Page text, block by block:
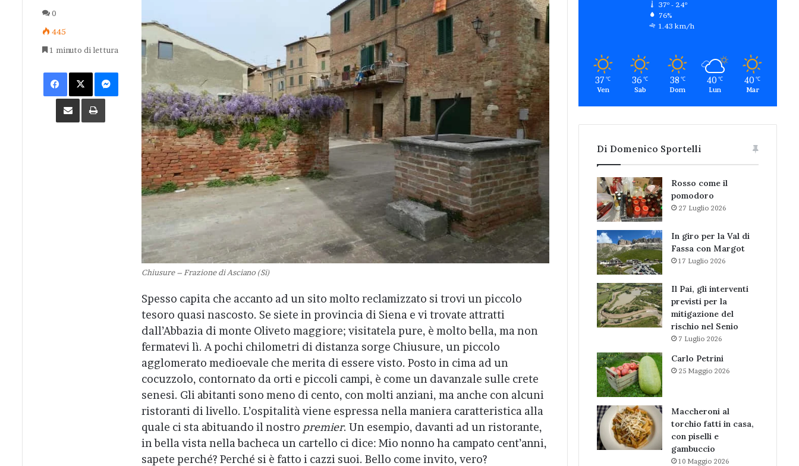
Chiusure – Frazione di Asciano (Si)
Spesso capita che accanto ad un sito molto reclamizzato si trovi un piccolo
tesoro quasi nascosto. Se siete in provincia di Siena e vi trovate attratti
dall’Abbazia di monte Oliveto maggiore; visitatela pure, è molto bella, ma non
fermatevi lì. A pochi chilometri di distanza sorge Chiusure, un piccolo
agglomerato medioevale che merita di essere visto. Posto in cima ad un
cocuzzolo, contornato da orti e piccoli campi, è come un davanzale sulle crete
senesi. Gli abitanti sono meno di cento, con molti anziani, ma anche con alcuni
ristoranti di livello. L’ospitalità viene espressa nella maniera caratteristica alla
quale ci sta abituando il nostro premier. Un esempio, davanti ad un ristorante,
in bella vista nella bacheca un cartello ci dice: Mio nonno ha campato cent’anni,
sapete perché? Perché si è fatto i cazzi suoi. Bello come invito, vero?
0
445
1 minuto di lettura
Facebook
X Messenger
Condividi via Email Stampa
37º - 24º
76%
1.43 km/h
37 ℃
Ven
36 ℃
Sab
38 ℃
Dom
40 ℃
Lun
40 ℃
Mar
Di Domenico Sportelli
Rosso come il
pomodoro
27 Luglio 2026
In giro per la Val di
Fassa con Margot
17 Luglio 2026
Il Pai, gli interventi
previsti per la
mitigazione del
rischio nel Senio
7 Luglio 2026
Carlo Petrini
25 Maggio 2026
Maccheroni al
torchio fatti in casa,
con piselli e
gambuccio
10 Maggio 2026